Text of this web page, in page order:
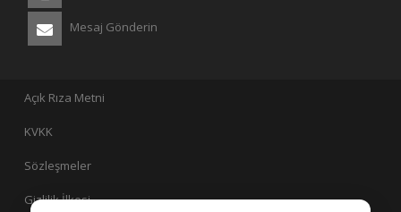
Mesaj Gönderin
Açık Rıza Metni
KVKK
Sözleşmeler
Gizlilik İlkesi